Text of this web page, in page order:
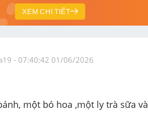
XEM CHI TIẾT
- 07:40:42 01/06/2026
một bó hoa ,một ly trà sữa và